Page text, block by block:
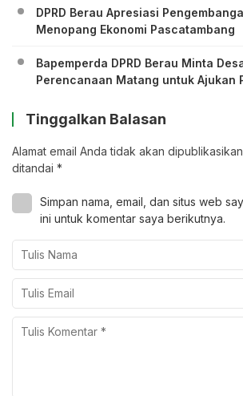
DPRD Berau Apresiasi
Menopang Ekonomi Pascatambang
Bapemperda DPRD Berau Minta
Perencanaan Matang untuk Ajukan
Tinggalkan Balasan
Alamat email Anda tidak akan
ditandai *
Simpan nama, email, dan situs web
ini untuk komentar saya berikutnya.